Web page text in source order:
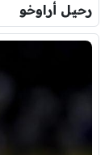
رحيل أراوخو